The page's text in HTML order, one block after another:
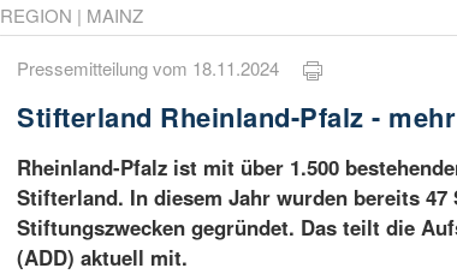
REGION | MAINZ
Pressemitteilung vom 18.11.2024
Stifterland Rheinland-Pfalz -
Rheinland-Pfalz ist mit über 1.500
Stifterland. In diesem Jahr wurden bereits
Stiftungszwecken gegründet. Das teilt die
(ADD) aktuell mit.